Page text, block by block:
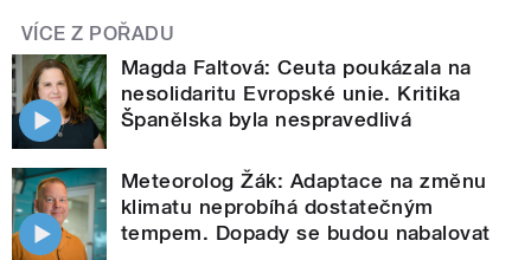
VÍCE Z POŘADU
Magda Faltová: Ceuta poukázala na
nesolidaritu Evropské unie. Kritika
Španělska byla nespravedlivá
Meteorolog Žák: Adaptace na změnu
klimatu neprobíhá dostatečným
tempem. Dopady se budou nabalovat